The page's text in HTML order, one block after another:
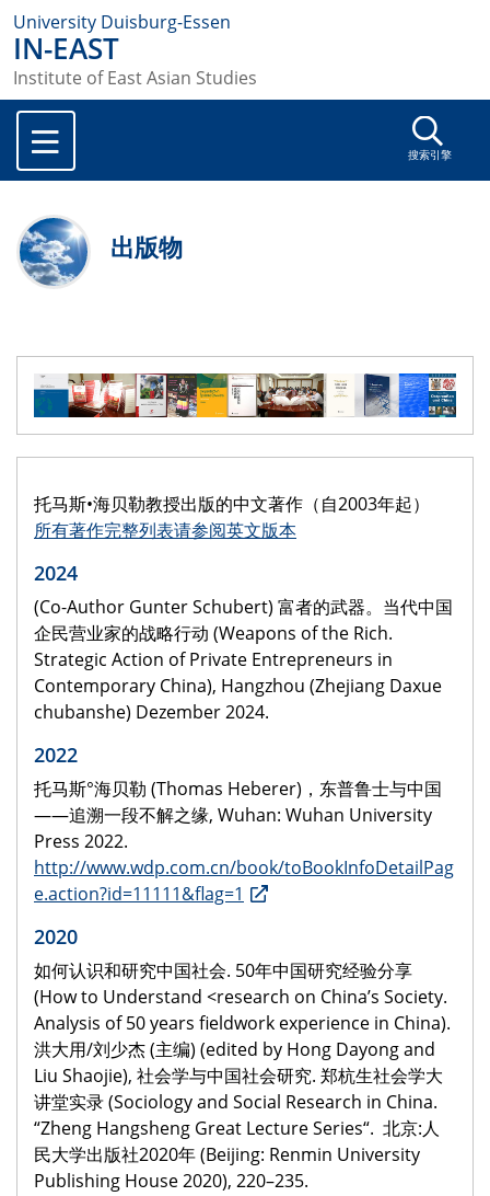
University Duisburg-Essen
IN-EAST
Institute of East Asian Studies
搜索引擎
出版物
托马斯•海贝勒教授出版的中文著作（自2003年起）
所有著作完整列表请参阅英文版本
2024
(Co-Author Gunter Schubert) 富者的武器。当代中国
企民营业家的战略行动 (Weapons of the Rich.
Strategic Action of Private Entrepreneurs in
Contemporary China), Hangzhou (Zhejiang Daxue
chubanshe) Dezember 2024.
2022
托马斯°海贝勒 (Thomas Heberer)，东普鲁士与中国
——追溯一段不解之缘, Wuhan: Wuhan University
Press 2022.
http://www.wdp.com.cn/book/toBookInfoDetailPag
e.action?id=11111&flag=1
2020
如何认识和研究中国社会. 50年中国研究经验分享
(How to Understand <research on China’s Society.
Analysis of 50 years fieldwork experience in China).
洪大用/刘少杰 (主编) (edited by Hong Dayong and
Liu Shaojie), 社会学与中国社会研究. 郑杭生社会学大
讲堂实录 (Sociology and Social Research in China.
“Zheng Hangsheng Great Lecture Series“. 北京:人
民大学出版社2020年 (Beijing: Renmin University
Publishing House 2020), 220–235.